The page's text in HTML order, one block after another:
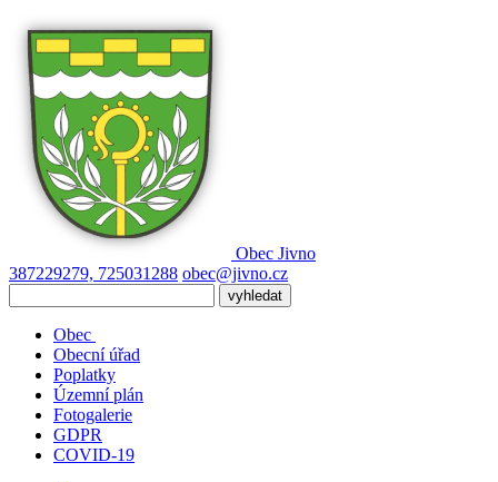
Obec Jivno
387229279, 725031288 obec@jivno.cz
Obec
Obecní úřad
Poplatky
Územní plán
Fotogalerie
GDPR
COVID-19